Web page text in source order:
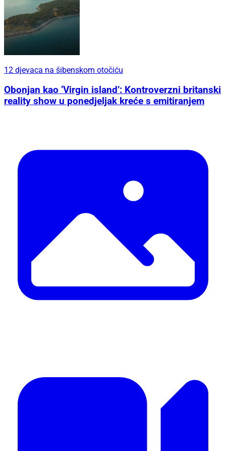
12 djevaca na šibenskom otočiću
Obonjan kao ‘Virgin island’: Kontroverzni britanski
reality show u ponedjeljak kreće s emitiranjem